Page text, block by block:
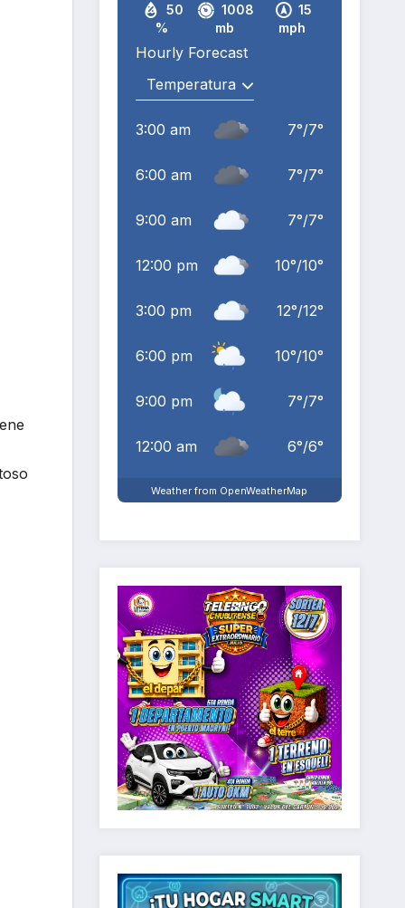
50
%
1008
mb
15
mph
Hourly Forecast
3:00 am 7°/7°
6:00 am 7°/7°
9:00 am 7°/7°
12:00 pm 10°/10°
3:00 pm 12°/12°
6:00 pm 10°/10°
9:00 pm 7°/7°
12:00 am 6°/6°
Weather from OpenWeatherMap